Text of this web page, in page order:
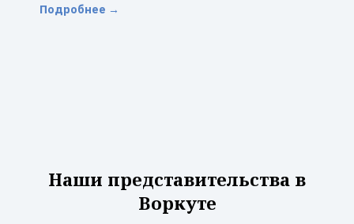
Подробнее →
Наши представительства в
Воркуте